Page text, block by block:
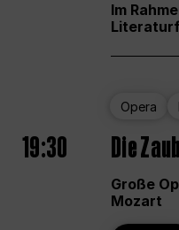
Im
Opera
19:30 Die
Große
Mozart